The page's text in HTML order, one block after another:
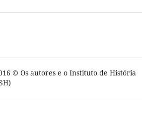
© Os autores e o Instituto de História